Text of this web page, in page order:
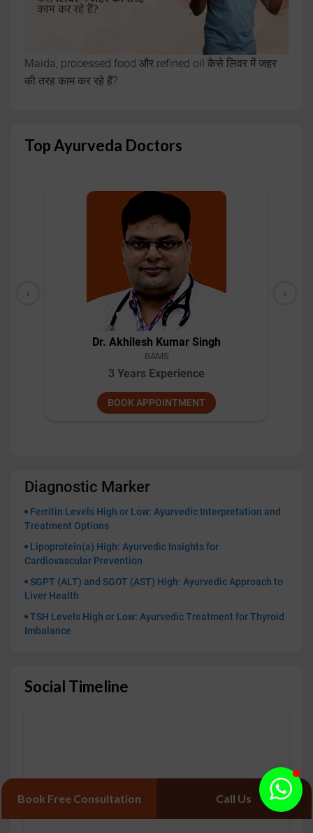
Maida, processed food और refined oil कैसे लिवर में जहर
की तरह काम कर रहे हैं?
Top Ayurveda Doctors
Dr. Akhilesh Kumar Singh
BAMS
3 Years Experience
BOOK APPOINTMENT
‹ ›
Diagnostic Marker
Ferritin Levels High or Low: Ayurvedic Interpretation and
Treatment Options
Lipoprotein(a) High: Ayurvedic Insights for
Cardiovascular Prevention
SGPT (ALT) and SGOT (AST) High: Ayurvedic Approach to
Liver Health
TSH Levels High or Low: Ayurvedic Treatment for Thyroid
Imbalance
Social Timeline
Book Free Consultation Call Us